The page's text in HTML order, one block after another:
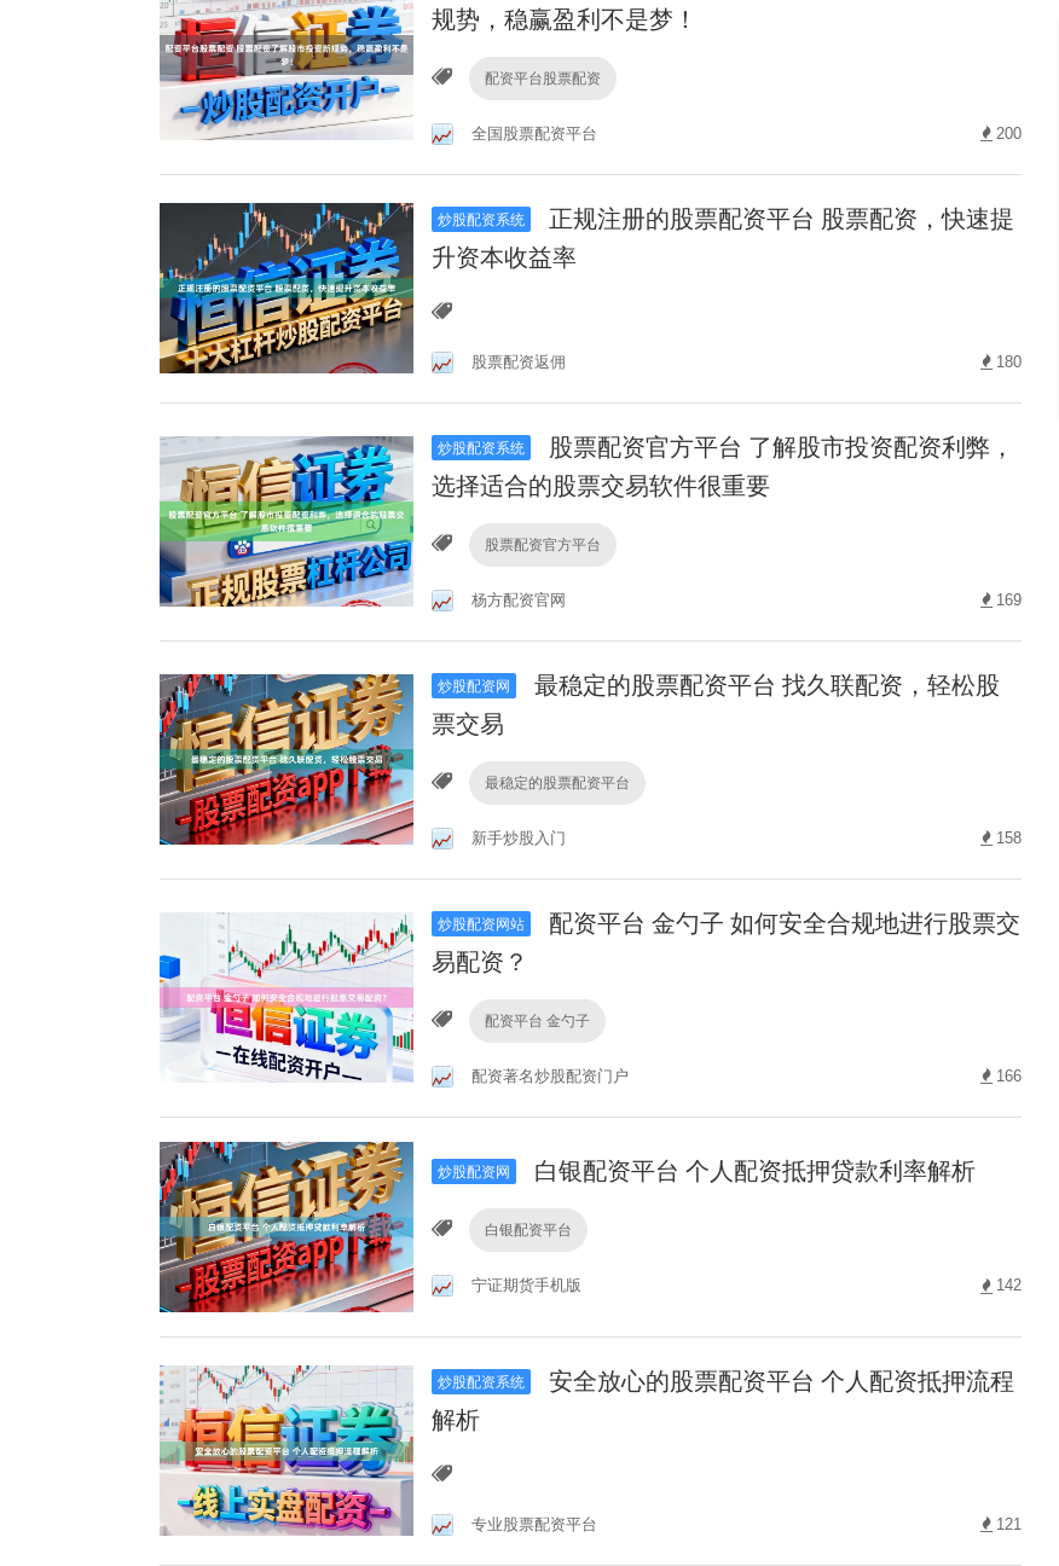
规势，稳赢盈利不是梦！
配资平台股票配资
全国股票配资平台 200
炒股配资系统
正规注册的股票配资平台 股票配资，快速提
升资本收益率
股票配资返佣 180
炒股配资系统
股票配资官方平台 了解股市投资配资利弊，
选择适合的股票交易软件很重要
股票配资官方平台
杨方配资官网 169
炒股配资网
最稳定的股票配资平台 找久联配资，轻松股
票交易
最稳定的股票配资平台
新手炒股入门 158
炒股配资网站
配资平台 金勺子 如何安全合规地进行股票交
易配资？
配资平台 金勺子
配资著名炒股配资门户 166
炒股配资网 白银配资平台 个人配资抵押贷款利率解析
白银配资平台
宁证期货手机版 142
炒股配资系统
安全放心的股票配资平台 个人配资抵押流程
解析
专业股票配资平台 121